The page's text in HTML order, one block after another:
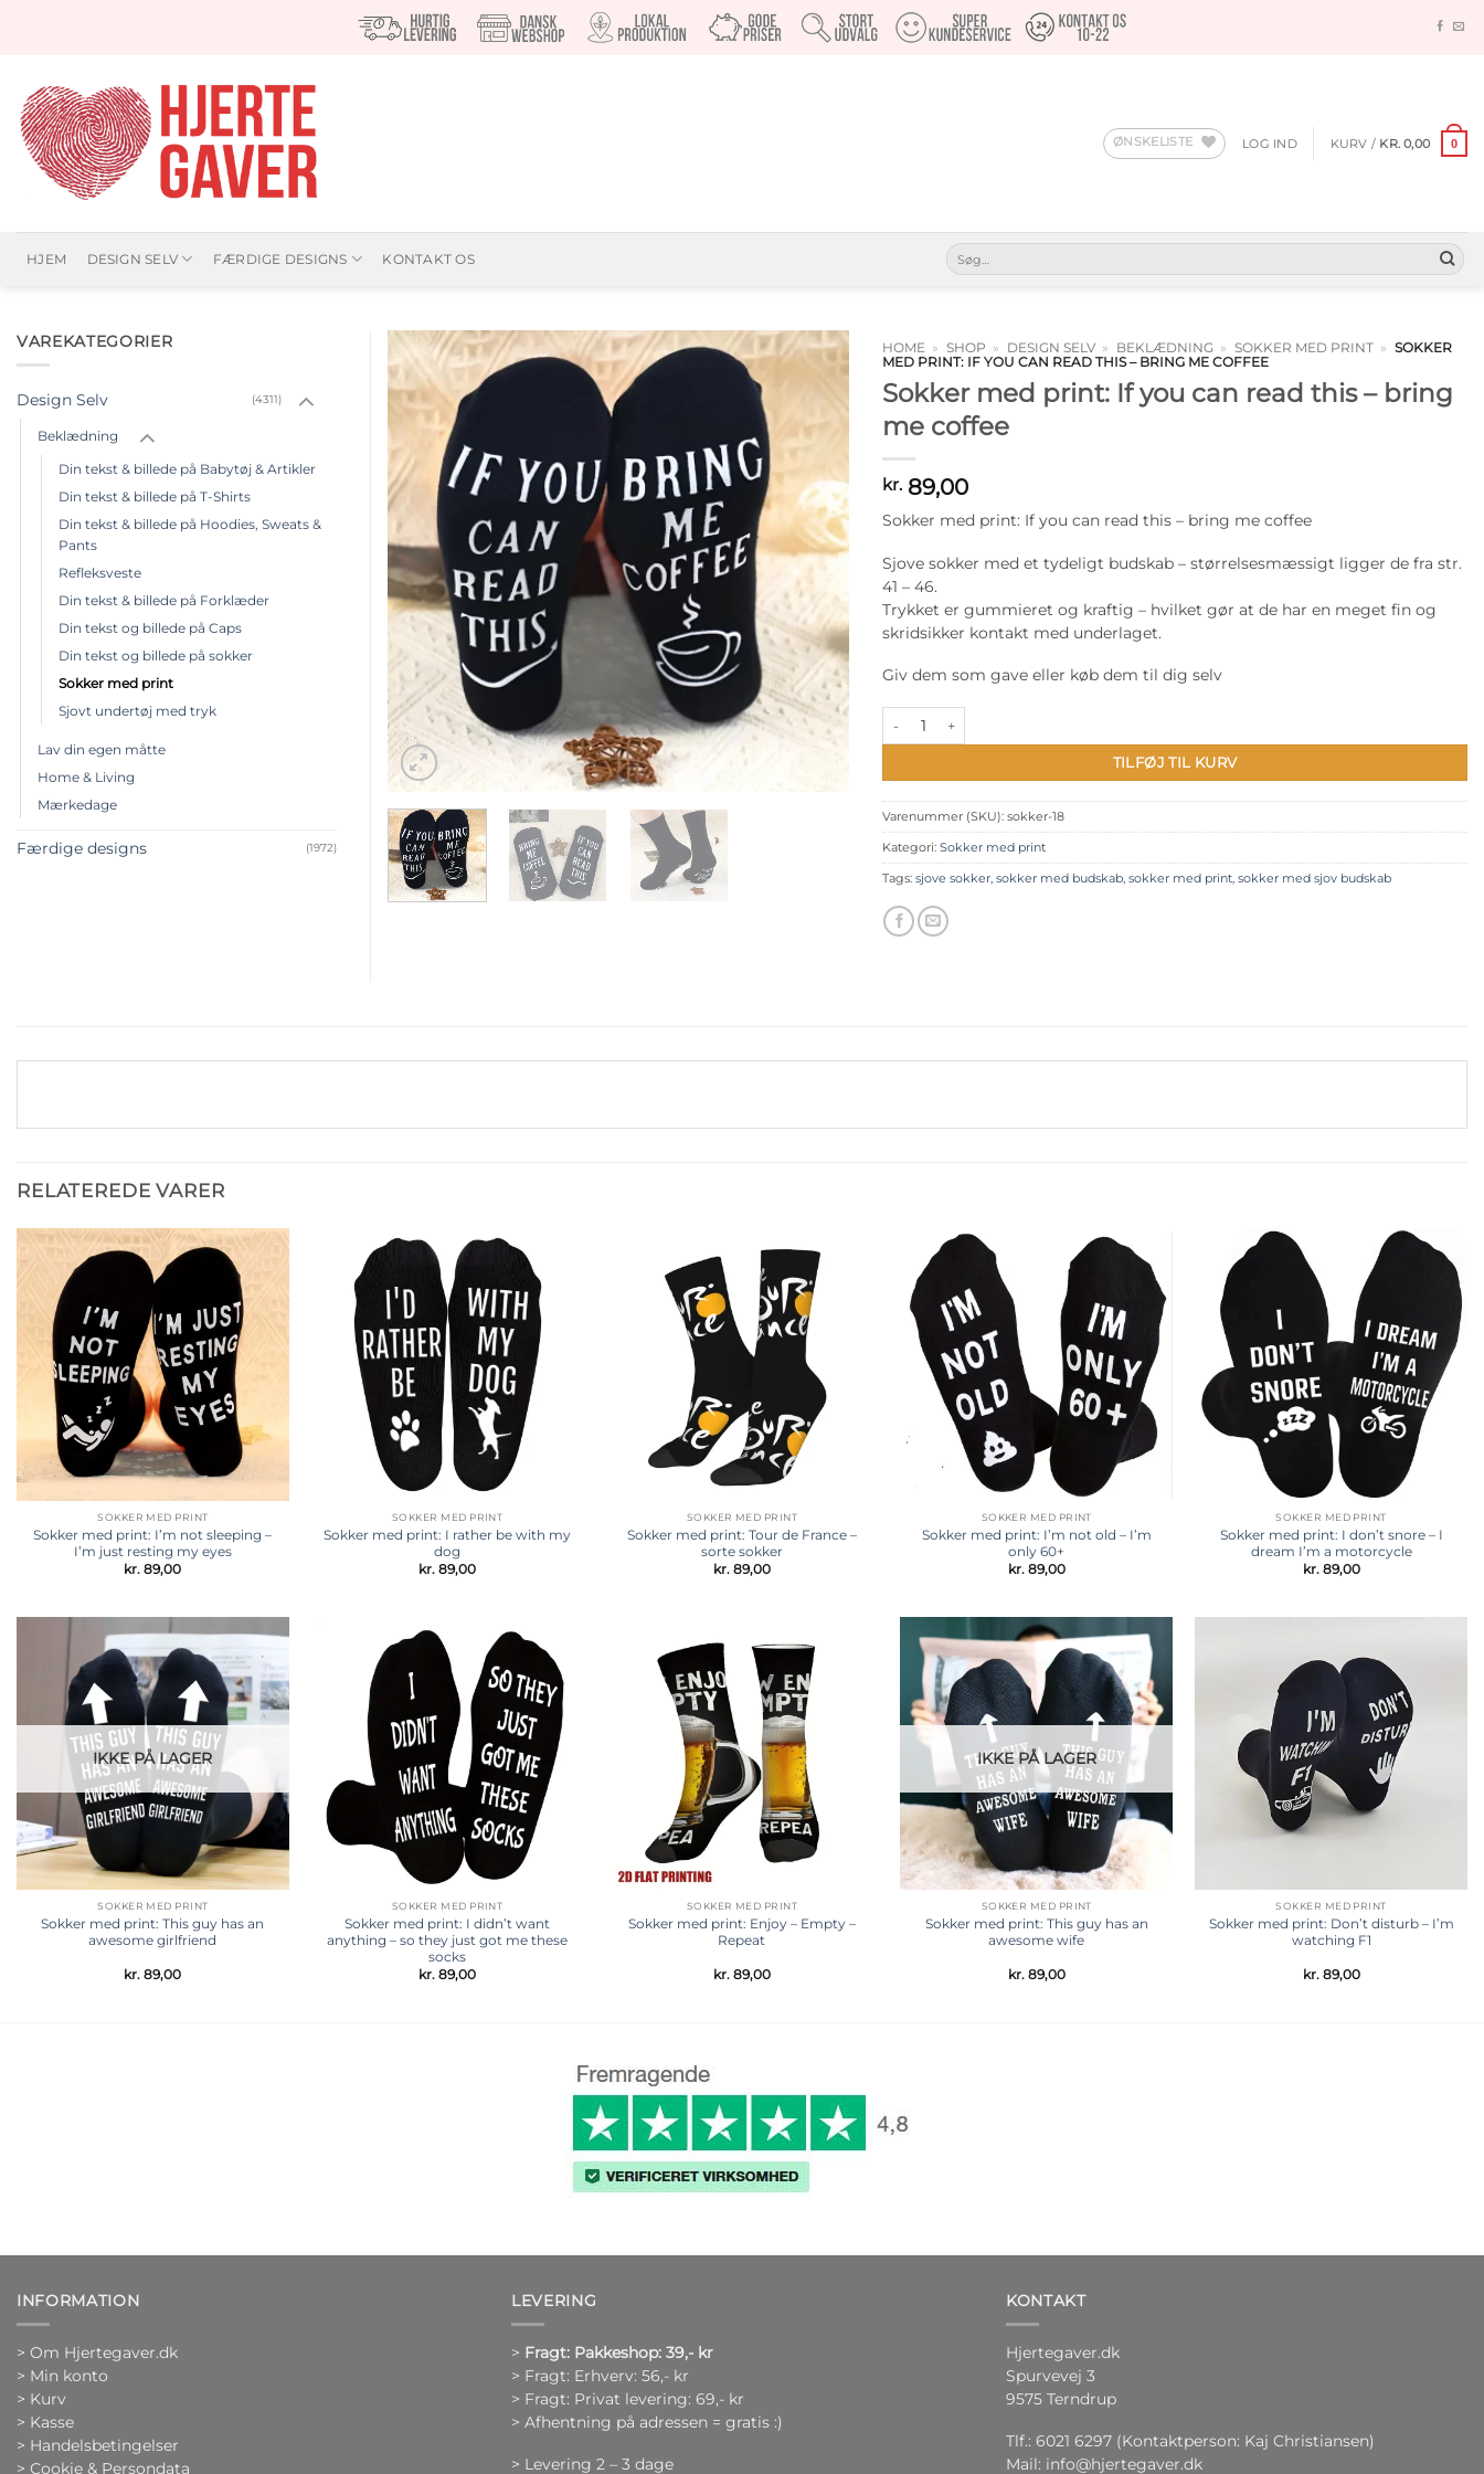
ØNSKELISTE LOG IND KURV / KR.0,00 0
HJEM DESIGN SELV FÆRDIGE DESIGNS KONTAKT OS
Søg
efter:
ønskeliste
HOME » SHOP » DESIGN SELV » BEKLÆDNING » SOKKER MED PRINT » SOKKER
MED PRINT: IF YOU CAN READ THIS – BRING ME COFFEE
Sokker med print: If you can read this – bring
me coffee
kr. 89,00
Sokker med print: If you can read this – bring me coffee
Sjove sokker med et tydeligt budskab – størrelsesmæssigt ligger de fra str.
41 – 46.
Trykket er gummieret og kraftig – hvilket gør at de har en meget fin og
skridsikker kontakt med underlaget.
Giv dem som gave eller køb dem til dig selv
Sokker med print: If you can read this - bring me coffee antal
TILFØJ TIL KURV
Varenummer (SKU): sokker-18
Kategori: Sokker med print
Tags: sjove sokker, sokker med budskab, sokker med print, sokker med sjov budskab
VAREKATEGORIER
Design Selv (4311)
Beklædning
Din tekst & billede på Babytøj & Artikler
Din tekst & billede på T-Shirts
Din tekst & billede på Hoodies, Sweats &
Pants
Refleksveste
Din tekst & billede på Forklæder
Din tekst og billede på Caps
Din tekst og billede på sokker
Sokker med print
Sjovt undertøj med tryk
Lav din egen måtte
Home & Living
Mærkedage
Færdige designs (1972)
RELATEREDE VARER
Tilføj til
ønskeliste
SOKKER MED PRINT
Sokker med print: I’m not sleeping –
I’m just resting my eyes
kr. 89,00
Tilføj til
ønskeliste
SOKKER MED PRINT
Sokker med print: I rather be with my
dog
kr. 89,00
Tilføj til
ønskeliste
SOKKER MED PRINT
Sokker med print: Tour de France –
sorte sokker
kr.89,00
SOKKER MED PRINT
Sokker med print: I’m not old – I’m
only 60+
kr.89,00
SOKKER MED PRINT
Sokker med print: I don’t snore – I
dream I’m a motorcycle
kr.89,00
Tilføj til
ønskeliste
IKKE PÅ LAGER
SOKKER MED PRINT
Sokker med print: This guy has an
awesome girlfriend
kr. 89,00
Tilføj til
ønskeliste
SOKKER MED PRINT
Sokker med print: I didn’t want
anything – so they just got me these
socks
kr. 89,00
ønskeliste
SOKKER MED PRINT
Sokker med print: Enjoy – Empty –
Repeat
kr.89,00
Tilføj til
ønskeliste
IKKE PÅ LAGER
SOKKER MED PRINT
Sokker med print: This guy has an
awesome wife
kr.89,00
ønskeliste
SOKKER MED PRINT
Sokker med print: Don’t disturb – I’m
watching F1
kr.89,00
INFORMATION
> Om Hjertegaver.dk
> Min konto
> Kurv
> Kasse
> Handelsbetingelser
> Cookie & Persondata
LEVERING
> Fragt: Pakkeshop: 39,- kr
> Fragt: Erhverv: 56,- kr
> Fragt: Privat levering: 69,- kr
> Afhentning på adressen = gratis :)
> Levering 2 – 3 dage
KONTAKT
Hjertegaver.dk
Spurvevej 3
9575 Terndrup
Tlf.: 6021 6297 (Kontaktperson: Kaj Christiansen)
Mail: info@hjertegaver.dk